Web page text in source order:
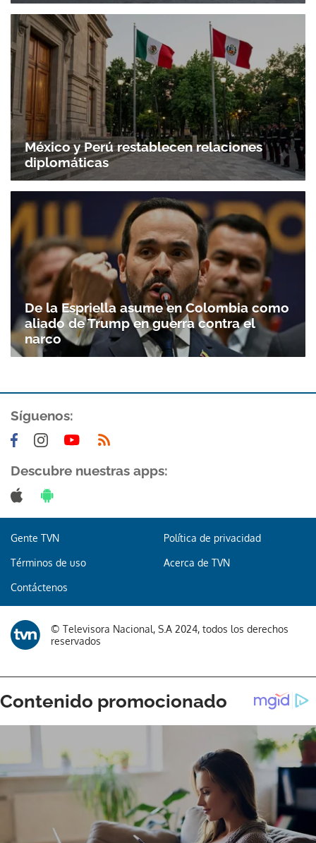
Gracias por suscribirte a nuestro boletín.
ACEPTAR
México y Perú restablecen relaciones
diplomáticas
De la Espriella asume en Colombia como
aliado de Trump en guerra contra el
narco
Síguenos:
Descubre nuestras apps:
Gente TVN Política de privacidad
Términos de uso Acerca de TVN
Contáctenos
© Televisora Nacional, S.A 2024, todos los derechos
reservados